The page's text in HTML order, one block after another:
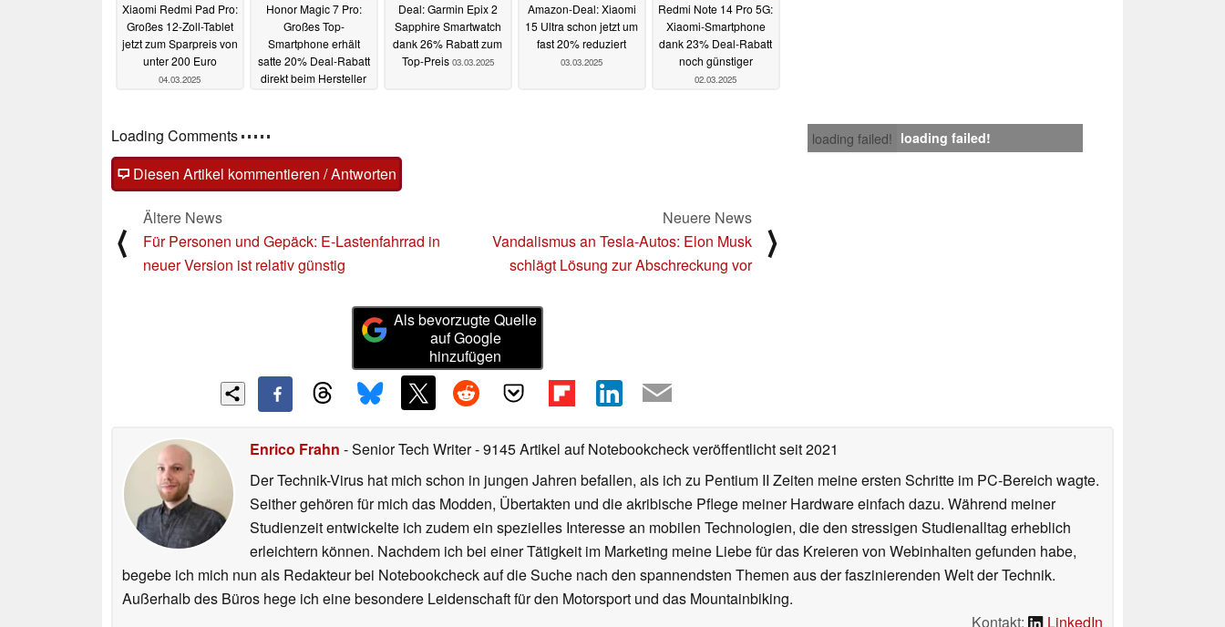
Xiaomi Redmi Pad Pro:
Großes 12-Zoll-Tablet
jetzt zum Sparpreis von
unter 200 Euro
04.03.2025
Honor Magic 7 Pro:
Großes Top-
Smartphone erhält
satte 20% Deal-Rabatt
direkt beim Hersteller
Deal: Garmin Epix 2
Sapphire Smartwatch
dank 26% Rabatt zum
Top-Preis 03.03.2025
Amazon-Deal: Xiaomi
15 Ultra schon jetzt um
fast 20% reduziert
03.03.2025
Redmi Note 14 Pro 5G:
Xiaomi-Smartphone
dank 23% Deal-Rabatt
noch günstiger
02.03.2025
loading failed! loading failed!
Kommentare
Fragen, Anregungen, zusätzliche Informationen zu diesem Artikel? - Uns interessiert Deine Meinung
(auch ohne Anmeldung möglich)!
Diesen Artikel kommentieren / Antworten
Ältere News
Neuere News
schlägt Lösung zur Abschreckung vor
Als bevorzugte Quelle
auf Google
hinzufügen
Enrico Frahn- Senior Tech Writer- 9145 Artikel auf Notebookcheck veröffentlichtseit 2021
Der Technik-Virus hat mich schon in jungen Jahren befallen, als ich zu Pentium II Zeiten meine ersten Schritte im PC-Bereich wagte.
Seither gehören für mich das Modden, Übertakten und die akribische Pflege meiner Hardware einfach dazu. Während meiner
Studienzeit entwickelte ich zudem ein spezielles Interesse an mobilen Technologien, die den stressigen Studienalltag erheblich
erleichtern können. Nachdem ich bei einer Tätigkeit im Marketing meine Liebe für das Kreieren von Webinhalten gefunden habe,